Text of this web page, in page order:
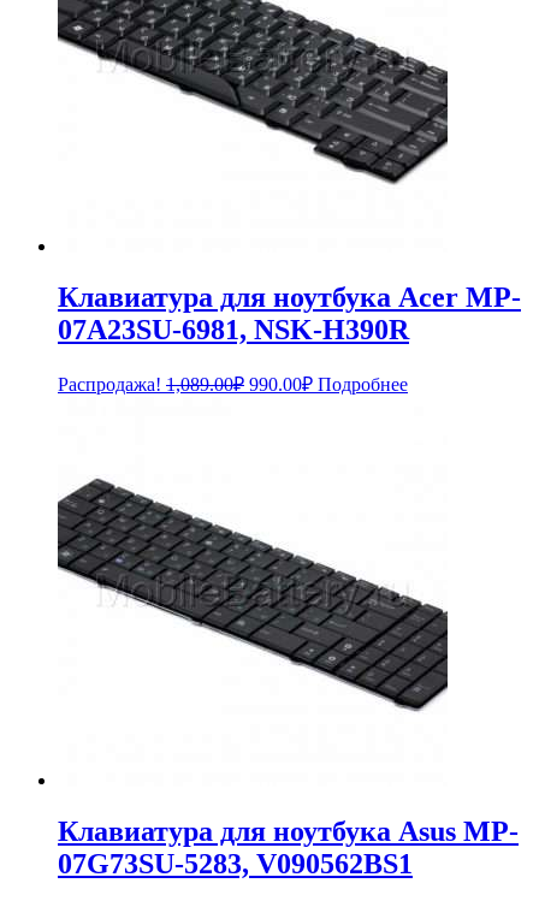
Клавиатура для ноутбука Acer MP-
07A23SU-6981, NSK-H390R
Распродажа! 1,089.00₽ Первоначальная
990.00₽Текущая
цена:
Подробнее
Клавиатура для ноутбука Asus MP-
07G73SU-5283, V090562BS1